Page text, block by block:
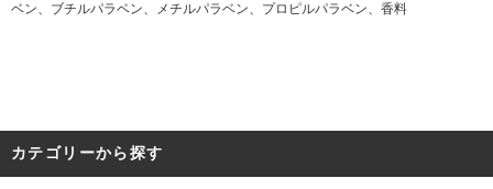
ベン、ブチルパラベン、メチルパラベン、プロピルパラベン、香料
カテゴリーから探す